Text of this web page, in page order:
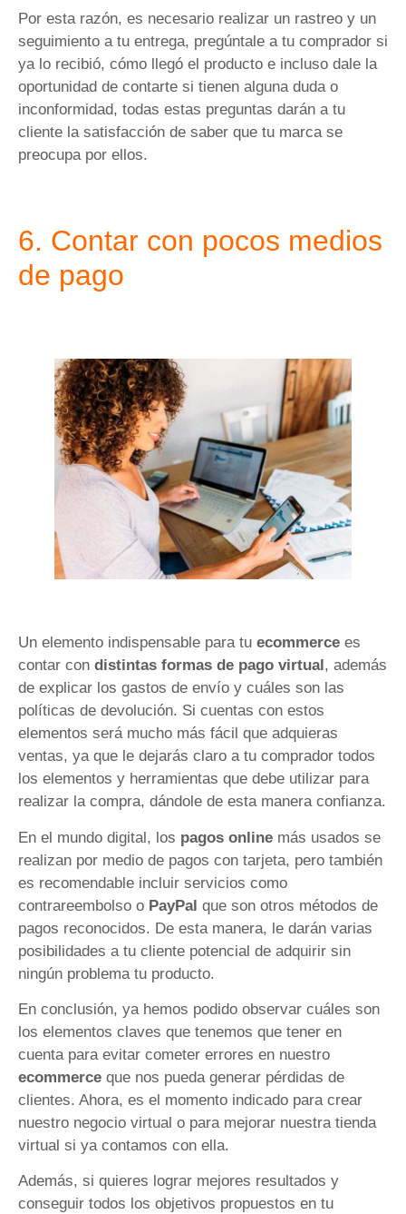
Por esta razón, es necesario realizar un rastreo y un
seguimiento a tu entrega, pregúntale a tu comprador si
ya lo recibió, cómo llegó el producto e incluso dale la
oportunidad de contarte si tienen alguna duda o
inconformidad, todas estas preguntas darán a tu
cliente la satisfacción de saber que tu marca se
preocupa por ellos.
6. Contar con pocos medios
de pago
Un elemento indispensable para tu ecommerce es
contar con distintas formas de pago virtual , además
de explicar los gastos de envío y cuáles son las
políticas de devolución. Si cuentas con estos
elementos será mucho más fácil que adquieras
ventas, ya que le dejarás claro a tu comprador todos
los elementos y herramientas que debe utilizar para
realizar la compra, dándole de esta manera confianza.
En el mundo digital, los pagos online más usados se
realizan por medio de pagos con tarjeta, pero también
es recomendable incluir servicios como
contrareembolso o PayPal que son otros métodos de
pagos reconocidos. De esta manera, le darán varias
posibilidades a tu cliente potencial de adquirir sin
ningún problema tu producto.
En conclusión, ya hemos podido observar cuáles son
los elementos claves que tenemos que tener en
cuenta para evitar cometer errores en nuestro
ecommerce que nos pueda generar pérdidas de
clientes. Ahora, es el momento indicado para crear
nuestro negocio virtual o para mejorar nuestra tienda
virtual si ya contamos con ella.
Además, si quieres lograr mejores resultados y
conseguir todos los objetivos propuestos en tu